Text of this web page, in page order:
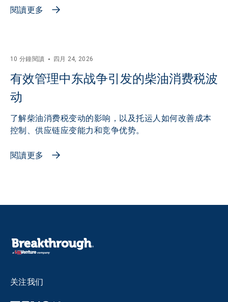
閱讀更多
10 分鐘閱讀 四月 24, 2026
有效管理中东战争引发的柴油消费税波
动
了解柴油消费税变动的影响，以及托运人如何改善成本
控制、供应链应变能力和竞争优势。
閱讀更多
关注我们